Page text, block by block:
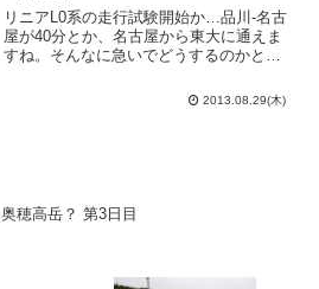
リニアL0系の走行試験開始か…品川-名古
屋が40分とか、名古屋から東大に通えま
すね。そんなに急いでどうするのかとい
しみではあります。…ところで、中央新
幹線に並行在来線はあるのかな？中央本
2013.08.29(木)
奥穂高岳？ 第3日目